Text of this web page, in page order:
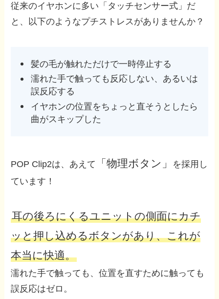
従来のイヤホンに多い「タッチセンサー式」だ
と、以下のようなプチストレスがありませんか？
髪の毛が触れただけで一時停止する
濡れた手で触っても反応しない、あるいは
誤反応する
イヤホンの位置をちょっと直そうとしたら
曲がスキップした
POP Clip2は、あえて 「物理ボタン」
を採用し
ています！
耳の後ろにくるユニットの側面にカチ
ッと押し込めるボタンがあり、これが
本当に快適。
濡れた手で触っても、位置を直すために触っても
誤反応はゼロ。